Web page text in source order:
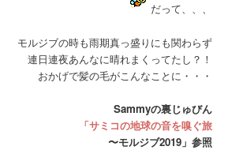
だって、、、
モルジブの時も雨期真っ盛りにも関わらず
連日連夜あんなに晴れまくってたし？！
おかげで髪の毛がこんなことに・・・
Sammyの裏じゅびん
「サミコの地球の音を嗅ぐ旅
〜モルジブ2019」参照